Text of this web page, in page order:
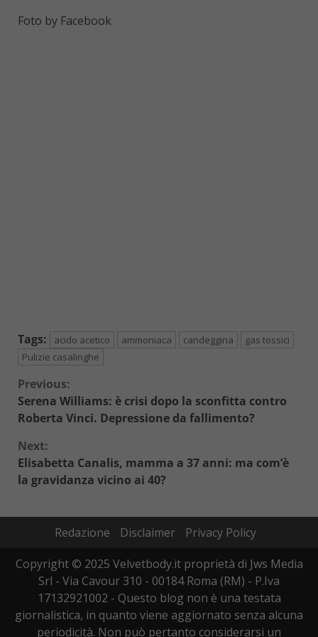
Foto by Facebook
Tags: acido acetico ammoniaca candeggina
gas tossici
Pulizie casalinghe
Continue
Reading
Previous:
Serena Williams: è crisi dopo la sconfitta contro
Roberta Vinci. Depressione da fallimento?
Next:
Elisabetta Canalis, mamma a 37 anni: ma com’è
la gravidanza vicino ai 40?
Redazione Disclaimer
Privacy Policy
Copyright © 2025 Velvetbody.it proprietà di Jws Media
Srl - Via Cavour 310 - 00184 Roma (RM) - P.Iva
17132921002 - Questo blog non è una testata
giornalistica, in quanto viene aggiornato senza alcuna
periodicità. Non può pertanto considerarsi un